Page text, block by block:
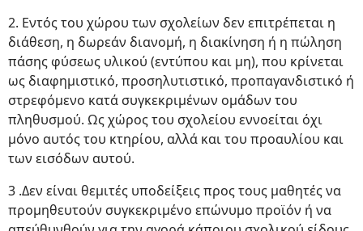
2. Εντός του χώρου των σχολείων δεν επιτρέπεται η
διάθεση, η δωρεάν διανομή, η διακίνηση ή η πώληση
πάσης φύσεως υλικού (εντύπου και μη), που κρίνεται
ως διαφημιστικό, προσηλυτιστικό, προπαγανδιστικό ή
στρεφόμενο κατά συγκεκριμένων ομάδων του
πληθυσμού. Ως χώρος του σχολείου εννοείται όχι
μόνο αυτός του κτηρίου, αλλά και του προαυλίου και
των εισόδων αυτού.
3 .Δεν είναι θεμιτές υποδείξεις προς τους μαθητές να
προμηθευτούν συγκεκριμένο επώνυμο προϊόν ή να